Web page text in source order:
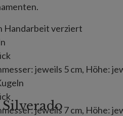
Handarbeit verziert
jeweils 5 cm, Höhe:
jeweils 7 cm, Höhe: